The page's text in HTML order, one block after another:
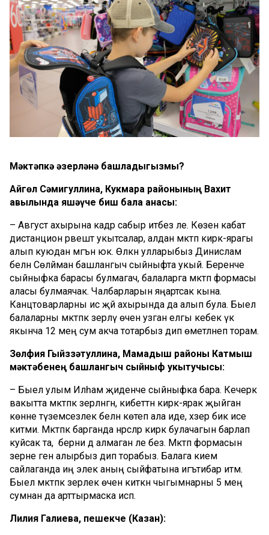
Мәктәпкә әзерләнә башладыгызмы?
Айгөл Сәмигуллина, Кукмара районының Вахит
авылында яшәүче биш бала анасы:
– Август ахырына кадәр сабыр итәбез әле. Көзен кабат
дистанцион рәвештә укытсалар, алдан мәктәп кирәк-ярагы
алып куюдан мәгънә юк. Өлкән улларыбыз Динислам
белән Сөләйман башлангыч сыйныфта укый. Беренче
сыйныфка барасы булмагач, балаларга мәктәп формасы
аласы булмаячак. Чалбарларын яңартсак кына.
Канцтоварларны исә җәй ахырында да алып була. Быел
балаларны мәктәпкә әзерләү өчен узган елгы кебек үк
якынча 12 мең сум акча тотарбыз дип өметләнеп торам.
Зөлфия Гыйззәтуллина, Мамадыш районы Катмыш
мәктәбенең башлангыч сыйныф укытучысы:
– Быел улым Илһам җиденче сыйныфка бара. Кечерәк
вакытта мәктәпкә әзерләнгән, кибеттән кирәк-ярак җыйган
көнне түземсезлек белән көтеп ала иде, хәзер бик исе
китми. Мәктәпкә барганда нәрсәләр кирәк булачагын барлап
куйсак та, берни дә алмаган әле без. Мәктәп формасын
әзерне генә алырбыз дип торабыз. Балага кием
сайлаганда иң элек аның сыйфатына игътибар итәм.
Быел мәктәпкә әзерлек өчен киткән чыгымнарны 5 мең
сумнан да арттырмаска исәп.
Лилия Галиева, пешекче (Казан):